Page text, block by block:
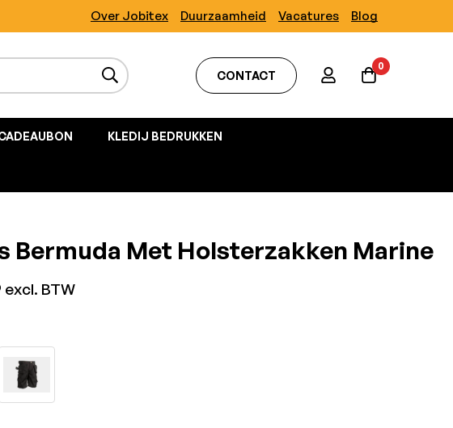
Over Jobitex Duurzaamheid Vacatures Blog
CONTACT
0
KLEDIJ BEDRUKKEN
Bermuda Met Holsterzakken Marine
excl. BTW